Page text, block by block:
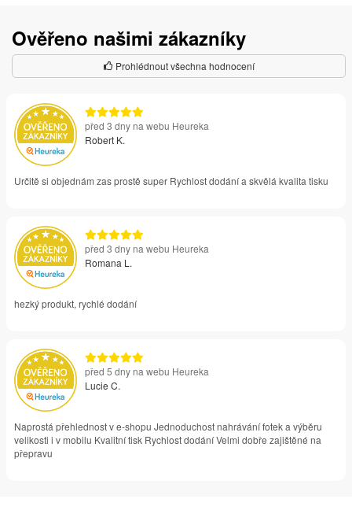
Ověřeno našimi zákazníky
Prohlédnout všechna hodnocení
před 3 dny na webu Heureka
Robert K.
Určitě si objednám zas prostě super Rychlost dodání a skvělá kvalita tisku
před 3 dny na webu Heureka
Romana L.
hezký produkt, rychlé dodání
před 5 dny na webu Heureka
Lucie C.
Naprostá přehlednost v e-shopu Jednoduchost nahrávání fotek a výběru
velikosti i v mobilu Kvalitní tisk Rychlost dodání Velmi dobře zajištěné na
přepravu